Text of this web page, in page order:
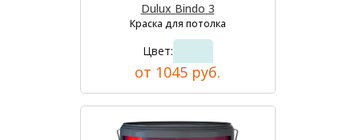
Dulux Bindo 3
Краска для потолка
Цвет:
от 1045 руб.